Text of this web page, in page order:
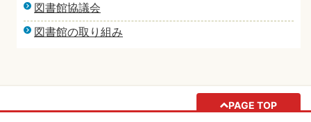
図書館協議会
図書館の取り組み
PAGE TOP